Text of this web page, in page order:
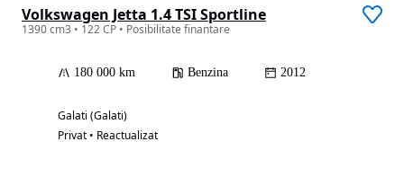
Volkswagen Jetta 1.4 TSI Sportline
1390 cm3 • 122 CP • Posibilitate finantare
180 000 km Benzina 2012
Galati (Galati)
Privat • Reactualizat